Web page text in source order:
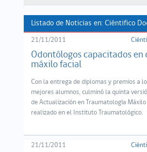
Listado de Noticias en: Ciéntifico
21/11/2011
Odontólogos capacitados en
máxilo facial
Con la entrega de diplomas y premios a
mejores alumnos, culminó la quinta
de Actualización en Traumatología Máxilo
realizado en el Instituto Traumatológico.
21/11/2011